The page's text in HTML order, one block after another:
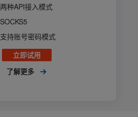
两种API接入模式
SOCKS5
支持账号密码模式
立即试用
了解更多
